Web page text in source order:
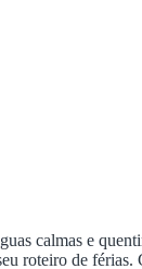
calmas e
roteiro de férias.